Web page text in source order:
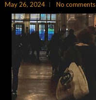
May 26, 2024 No comments